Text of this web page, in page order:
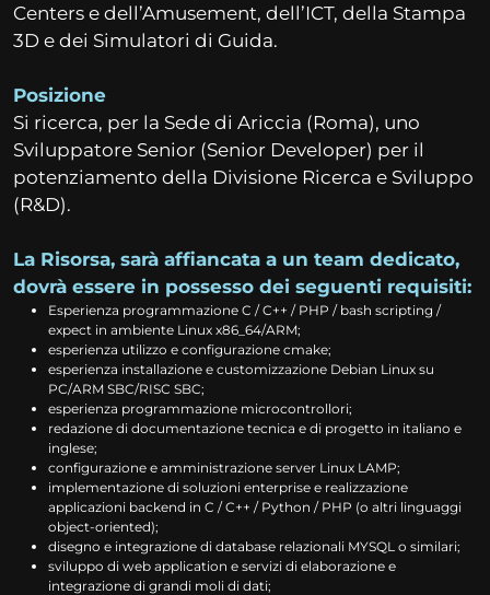
Centers e dell’Amusement, dell’ICT, della Stampa
3D e dei Simulatori di Guida.
Posizione
Si ricerca, per la Sede di Ariccia (Roma), uno
Sviluppatore Senior (Senior Developer) per il
potenziamento della Divisione Ricerca e Sviluppo
(R&D).
La Risorsa, sarà affiancata a un team dedicato,
dovrà essere in possesso dei seguenti requisiti:
Esperienza programmazione C / C++ / PHP / bash scripting /
expect in ambiente Linux x86_64/ARM;
esperienza utilizzo e configurazione cmake;
esperienza installazione e customizzazione Debian Linux su
PC/ARM SBC/RISC SBC;
esperienza programmazione microcontrollori;
redazione di documentazione tecnica e di progetto in italiano e
inglese;
configurazione e amministrazione server Linux LAMP;
implementazione di soluzioni enterprise e realizzazione
applicazioni backend in C / C++ / Python / PHP (o altri linguaggi
object-oriented);
disegno e integrazione di database relazionali MYSQL o similari;
sviluppo di web application e servizi di elaborazione e
integrazione di grandi moli di dati;